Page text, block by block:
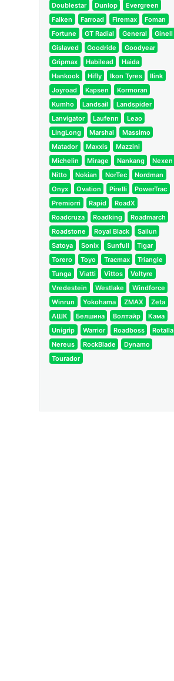
Doublestar
Dunlop
Evergreen
Falken
Farroad Firemax
Foman
Fortune
GT Radial General
Ginell
Gislaved
Goodride
Goodyear
Gripmax
Habilead
Haida
Hankook
Hifly Ikon Tyres
Ilink
Joyroad
Kapsen
Kormoran
Kumho
Landsail
Landspider
Lanvigator
Laufenn
Leao
LingLong
Marshal
Massimo
Matador
Maxxis
Mazzini
Michelin
Mirage Nankang
Nexen
Nitto
Nokian NorTec
Nordman
Onyx
Ovation Pirelli
PowerTrac
Premiorri
Rapid
RoadX
Roadcruza
Roadking
Roadmarch
Roadstone
Royal Black
Sailun
Satoya
Sonix Sunfull
Tigar
Torero
Toyo Tracmax
Triangle
Tunga
Viatti Vittos
Voltyre
Vredestein
Westlake
Windforce
Winrun
Yokohama ZMAX
Zeta
АШК
Белшина Волтайр
Кама
Unigrip
Warrior Roadboss
Rotalla
Nereus
RockBlade
Dynamo
Tourador